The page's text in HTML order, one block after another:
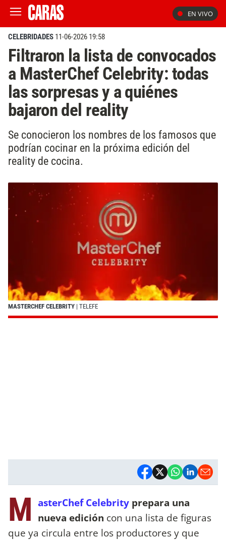
EN VIVO
CELEBRIDADES 11-06-2026 19:58
Filtraron la lista de convocados
a MasterChef Celebrity: todas
las sorpresas y a quiénes
bajaron del reality
Se conocieron los nombres de los famosos que
podrían cocinar en la próxima edición del
reality de cocina.
MASTERCHEF CELEBRITY | TELEFE
M asterChef Celebrity prepara una
nueva edición con una lista de figuras
que ya circula entre los productores y que